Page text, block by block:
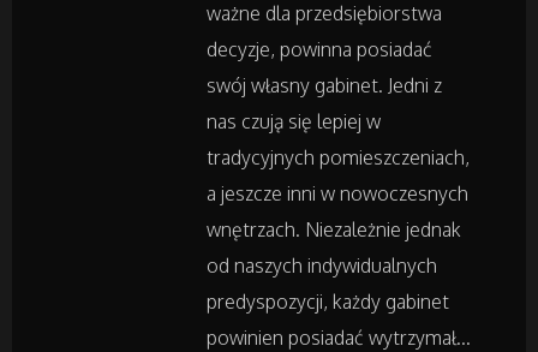
Maszyny Specjalistyczne
Maszyny
Narzędzia
Przemysł Metalowy
Samochody
ważne dla przedsiębiorstwa
decyzje, powinna posiadać
swój własny gabinet. Jedni z
nas czują się lepiej w
tradycyjnych pomieszczeniach,
a jeszcze inni w nowoczesnych
wnętrzach. Niezależnie jednak
od naszych indywidualnych
predyspozycji, każdy gabinet
powinien posiadać wytrzymał...